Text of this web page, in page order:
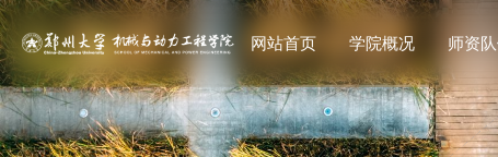
网站首页 学院概况 师资
教师
研究生